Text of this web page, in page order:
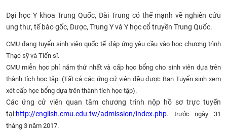
ĐÀO TẠO
ĐẢM BẢO CHẤT LƯỢNG
KHOA HỌC CÔNG NGHỆ
HTQT
Đại học Y khoa Trung Quốc, Đài Trung có thế mạnhvề nghiên cứu
ung thư, tế bàogốc, Dược, Trung Yvà Y học cổ truyền Trung Quốc.
CMU đangtuyển sinh viên quốc tế đáp ứng yêu cầuvào họcchương trình
Thạc sỹ và Tiến sĩ.
CMU miễn học phí năm thứ nhất và cấp học bổng cho sinhviên dựa trên
thành tích học tập. (Tất cả các ứng cử viên đều được Ban Tuyển sinh xem
xét cấp học bổng dựa trên thành tích học tập).
Các ứng cử viên quan tâm chương trình nộp hồ sơ trực tuyến
tại:http://english.cmu.edu.tw/admission/index.php. trước ngày 31
tháng 3 năm 2017.